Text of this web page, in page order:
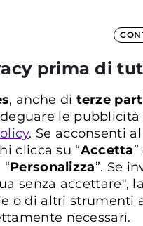
prima di
, anche di terze
le
. Se acconsenti
clicca su “Accetta
Personalizza”. Se
senza accettare",
o di altri strumenti
necessari.
Sono coperte anche
Area Clienti WINDTRE